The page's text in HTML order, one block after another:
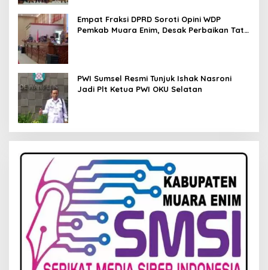
Empat Fraksi DPRD Soroti Opini WDP
Pemkab Muara Enim, Desak Perbaikan Tata
PWI Sumsel Resmi Tunjuk Ishak Nasroni
Jadi Plt Ketua PWI OKU Selatan